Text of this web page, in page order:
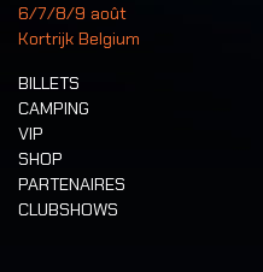
6/7/8/9 août
Kortrijk Belgium
BILLETS
CAMPING
VIP
SHOP
PARTENAIRES
CLUBSHOWS